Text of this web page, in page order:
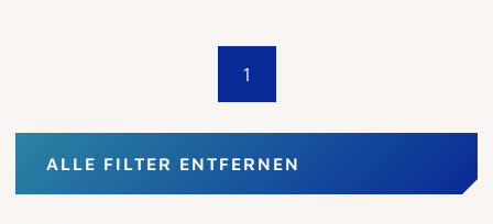
1
ALLE FILTER ENTFERNEN